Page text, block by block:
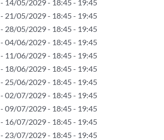
- 14/05/2029 - 18:45 - 19:45
- 21/05/2029 - 18:45 - 19:45
- 28/05/2029 - 18:45 - 19:45
- 04/06/2029 - 18:45 - 19:45
- 11/06/2029 - 18:45 - 19:45
- 18/06/2029 - 18:45 - 19:45
- 25/06/2029 - 18:45 - 19:45
- 02/07/2029 - 18:45 - 19:45
- 09/07/2029 - 18:45 - 19:45
- 16/07/2029 - 18:45 - 19:45
- 23/07/2029 - 18:45 - 19:45